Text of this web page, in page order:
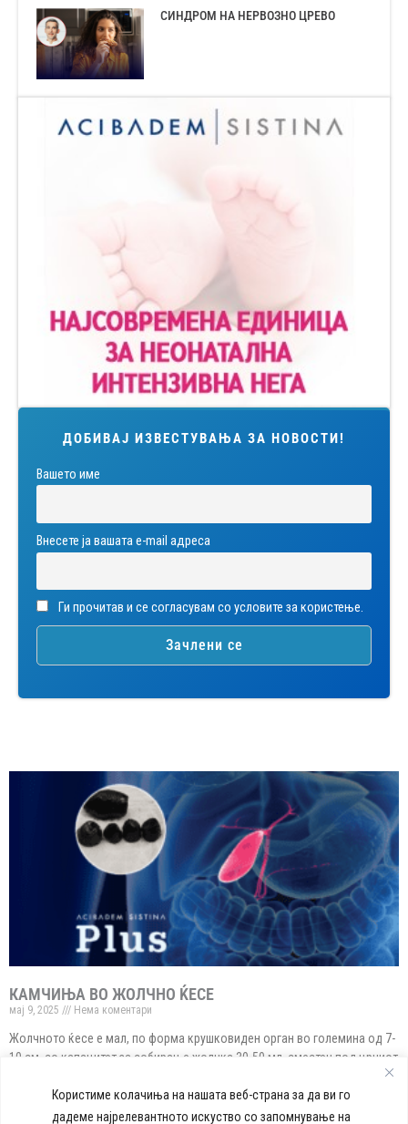
Користиме колачиња на нашата веб-страна за да ви го
дадеме најрелевантното искуство со запомнување на
СИНДРОМ НА НЕРВОЗНО ЦРЕВО
ДОБИВАЈ ИЗВЕСТУВАЊА ЗА НОВОСТИ!
Вашето име
Внесете ја вашата е-mail адреса
Ги прочитав и се согласувам со условите за користење.
КАМЧИЊА ВО ЖОЛЧНО ЌЕСЕ
мај 9, 2025 Нема коментари
Жолчното ќесе е мал, по форма крушковиден орган во големина од 7-
10 см, со капацитет за собирање жолчка 30-50 мл, сместен под црниот